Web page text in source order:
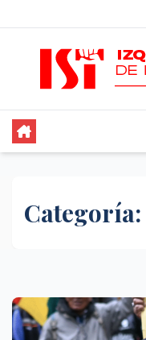
contenido
Categoría: